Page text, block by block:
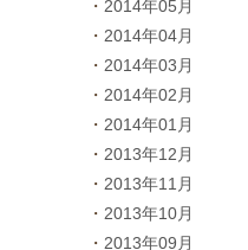
2014年05月
2014年04月
2014年03月
2014年02月
2014年01月
2013年12月
2013年11月
2013年10月
2013年09月